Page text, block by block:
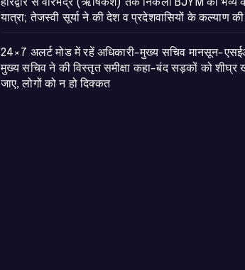
​हरिद्वार से वीरभद्र (ऋषिकेश) तक निकली BJYM की भव्य
यात्रा; तेजस्वी सूर्या ने की देश व प्रदेशवासियों के कल्याण
24×7 अलर्ट मोड में रहें अधिकारी-मुख्य सचिव मानसून-
मुख्य सचिव ने की विस्तृत समीक्षा कहा-बंद सड़कों को शीघ्र
जाए, लोगों को न हो दिक्कत